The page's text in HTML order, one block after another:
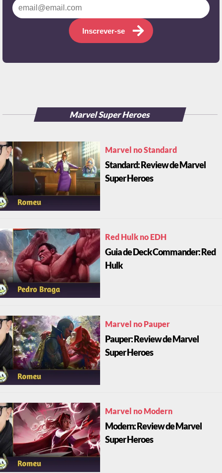
Inscrever-se
Marvel Super Heroes
Marvel no Standard
Standard: Review de Marvel
Super Heroes
Red Hulk no EDH
Guia de Deck Commander: Red
Hulk
Marvel no Pauper
Pauper: Review de Marvel
Super Heroes
Marvel no Modern
Modern: Review de Marvel
Super Heroes